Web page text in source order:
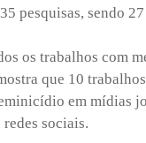
pesquisas, sendo
os trabalhos com
que 10
em mídias
sociais.